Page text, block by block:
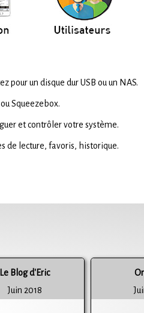
pour un disque dur USB ou un NAS.
Squeezebox.
et contrôler votre système.
de lecture, favoris, historique.
Le Blog d'Eric
Juin 2018